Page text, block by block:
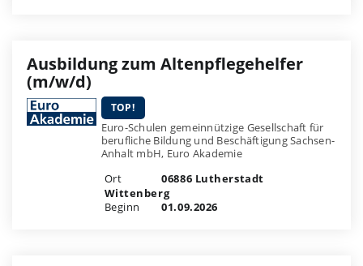
Ausbildung zum Altenpflegehelfer
(m/w/d)
TOP!
Euro-Schulen gemeinnützige Gesellschaft für
berufliche Bildung und Beschäftigung Sachsen-
Anhalt mbH, Euro Akademie
Ort
06886 Lutherstadt
Wittenberg
Beginn
01.09.2026